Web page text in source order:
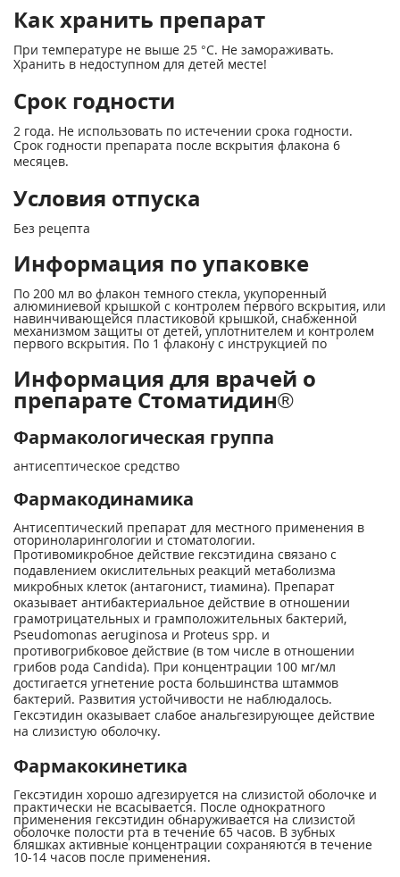
Как хранить препарат
При температуре не выше 25 °С. Не замораживать.
Хранить в недоступном для детей месте!
Срок годности
2 года. Не использовать по истечении срока годности.
Срок годности препарата после вскрытия флакона 6
месяцев.
Условия отпуска
Без рецепта
Информация по упаковке
По 200 мл во флакон темного стекла, укупоренный
алюминиевой крышкой с контролем первого вскрытия, или
навинчивающейся пластиковой крышкой, снабженной
механизмом защиты от детей, уплотнителем и контролем
первого вскрытия. По 1 флакону с инструкцией по
Информация для врачей о
препарате Стоматидин®
Фармакологическая группа
антисептическое средство
Фармакодинамика
Антисептический препарат для местного применения в
оториноларингологии и стоматологии.
Противомикробное действие гексэтидина связано с
подавлением окислительных реакций метаболизма
микробных клеток (антагонист, тиамина). Препарат
оказывает антибактериальное действие в отношении
грамотрицательных и грамположительных бактерий,
Pseudomonas aeruginosa и Proteus spp. и
противогрибковое действие (в том числе в отношении
грибов рода Candida). При концентрации 100 мг/мл
достигается угнетение роста большинства штаммов
бактерий. Развития устойчивости не наблюдалось.
Гексэтидин оказывает слабое анальгезирующее действие
на слизистую оболочку.
Фармакокинетика
Гексэтидин хорошо адгезируется на слизистой оболочке и
практически не всасывается. После однократного
применения гексэтидин обнаруживается на слизистой
оболочке полости рта в течение 65 часов. В зубных
бляшках активные концентрации сохраняются в течение
10-14 часов после применения.